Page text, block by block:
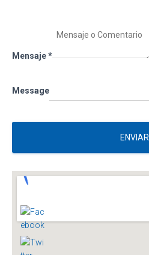
Mensaje*
Message
ENVIAR